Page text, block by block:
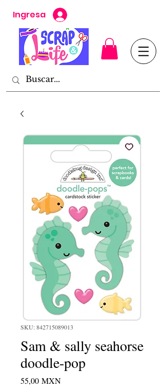
Ingresa
SKU: 842715089013
Sam & sally seahorse
doodle-pop
55,00 MXNPrecio